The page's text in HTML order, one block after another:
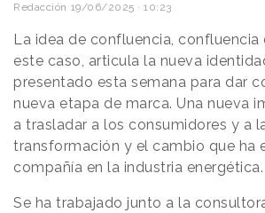
Redacción 19/06/2025 · 10:23
La idea de confluencia, confluencia
este caso, articula la nueva
presentado esta semana para dar
nueva etapa de marca. Una nueva
a trasladar a los consumidores y a
transformación y el cambio que ha
compañía en la industria energética.
Se ha trabajado junto a la